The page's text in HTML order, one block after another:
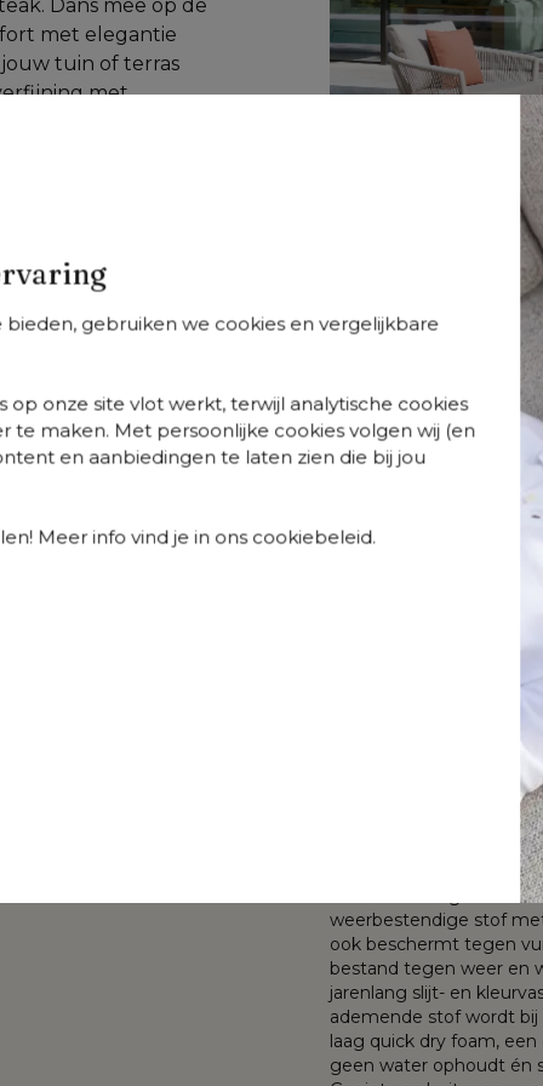
gebruiken we cookies en vergelijkbare
onze site vlot werkt, terwijl analytische cookies
te maken. Met persoonlijke cookies volgen wij (en
en aanbiedingen te laten zien die bij jou
Meer info vind je in ons cookiebeleid.
Dans mee op de
met elegantie
tuin of terras
met
plank,
tuintafel
in wit
Orso stapelbare
tuinstoel in wit
aluminium en
vlakke brede rope
Orso stapelbare
tuinstoel in wit
aluminium en
De Orso tuinstoel
rugleuning buigt zicht
ontwerp compleet. De
Het frame van de
toch licht materiaal dat
afgewerkt waardoor
poedercoating zorgt
Rope is een
heeft een unieke
onderhoudsvriendelijk,
waardoor organische
Het kussen is gemaakt
weerbestendige stof
ook beschermt tegen
bestand tegen weer en
jarenlang slijt- en
ademende stof wordt
laag quick dry foam,
geen water ophoudt én